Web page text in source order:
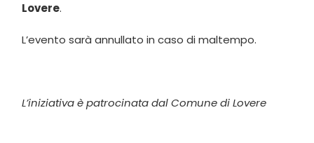
Lovere.
L’evento sarà annullato in caso di maltempo.
L’iniziativa è patrocinata dal Comune di Lovere